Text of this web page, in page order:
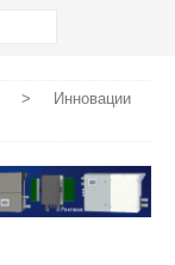
>
Инновации